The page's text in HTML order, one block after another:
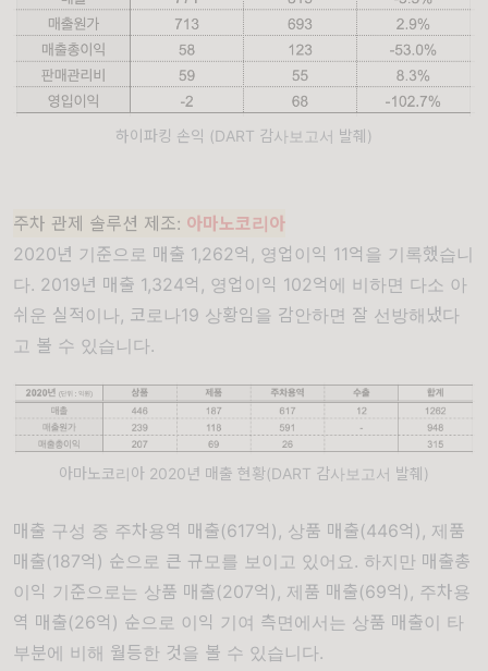
하이파킹 손익 (DART 감사보고서 발췌)
주차 관제 솔루션 제조: 아마노코리아
2020년 기준으로 매출 1,262억, 영업이익 11억을 기록했습니
다. 2019년 매출 1,324억, 영업이익 102억에 비하면 다소 아
쉬운 실적이나, 코로나19 상황임을 감안하면 잘 선방해냈다
고 볼 수 있습니다.
아마노코리아 2020년 매출 현황(DART 감사보고서 발췌)
매출 구성 중 주차용역 매출(617억), 상품 매출(446억), 제품
매출(187억) 순으로 큰 규모를 보이고 있어요. 하지만 매출총
이익 기준으로는 상품 매출(207억), 제품 매출(69억), 주차용
역 매출(26억) 순으로 이익 기여 측면에서는 상품 매출이 타
부분에 비해 월등한 것을 볼 수 있습니다.